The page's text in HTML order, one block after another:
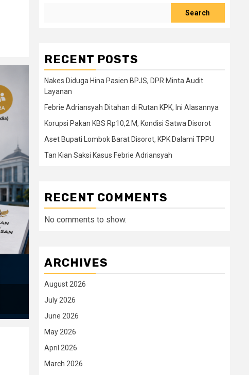
Search
RECENT POSTS
Nakes Diduga Hina Pasien BPJS, DPR Minta Audit
Layanan
Febrie Adriansyah Ditahan di Rutan KPK, Ini Alasannya
Korupsi Pakan KBS Rp10,2 M, Kondisi Satwa Disorot
Aset Bupati Lombok Barat Disorot, KPK Dalami TPPU
Tan Kian Saksi Kasus Febrie Adriansyah
RECENT COMMENTS
No comments to show.
ARCHIVES
August 2026
July 2026
June 2026
May 2026
April 2026
March 2026